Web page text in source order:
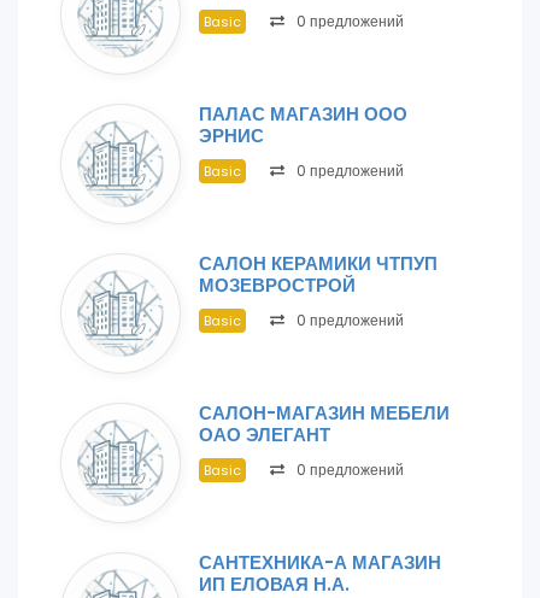
Basic 0 предложений
ПАЛАС МАГАЗИН ООО
ЭРНИС
Basic 0 предложений
САЛОН КЕРАМИКИ ЧТПУП
МОЗЕВРОСТРОЙ
Basic 0 предложений
САЛОН-МАГАЗИН МЕБЕЛИ
ОАО ЭЛЕГАНТ
Basic 0 предложений
САНТЕХНИКА-А МАГАЗИН
ИП ЕЛОВАЯ Н.А.